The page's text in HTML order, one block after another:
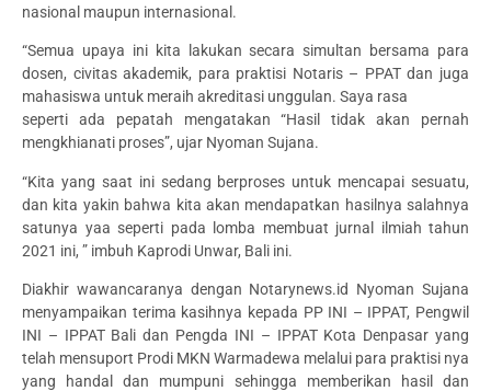
nasional maupun internasional.
“Semua upaya ini kita lakukan secara simultan bersama para
dosen, civitas akademik, para praktisi Notaris – PPAT dan juga
mahasiswa untuk meraih akreditasi unggulan. Saya rasa
seperti ada pepatah mengatakan “Hasil tidak akan pernah
mengkhianati proses”, ujar Nyoman Sujana.
“Kita yang saat ini sedang berproses untuk mencapai sesuatu,
dan kita yakin bahwa kita akan mendapatkan hasilnya salahnya
satunya yaa seperti pada lomba membuat jurnal ilmiah tahun
2021 ini, ” imbuh Kaprodi Unwar, Bali ini.
Diakhir wawancaranya dengan Notarynews.id Nyoman Sujana
menyampaikan terima kasihnya kepada PP INI – IPPAT, Pengwil
INI – IPPAT Bali dan Pengda INI – IPPAT Kota Denpasar yang
telah mensuport Prodi MKN Warmadewa melalui para praktisi nya
yang handal dan mumpuni sehingga memberikan hasil dan